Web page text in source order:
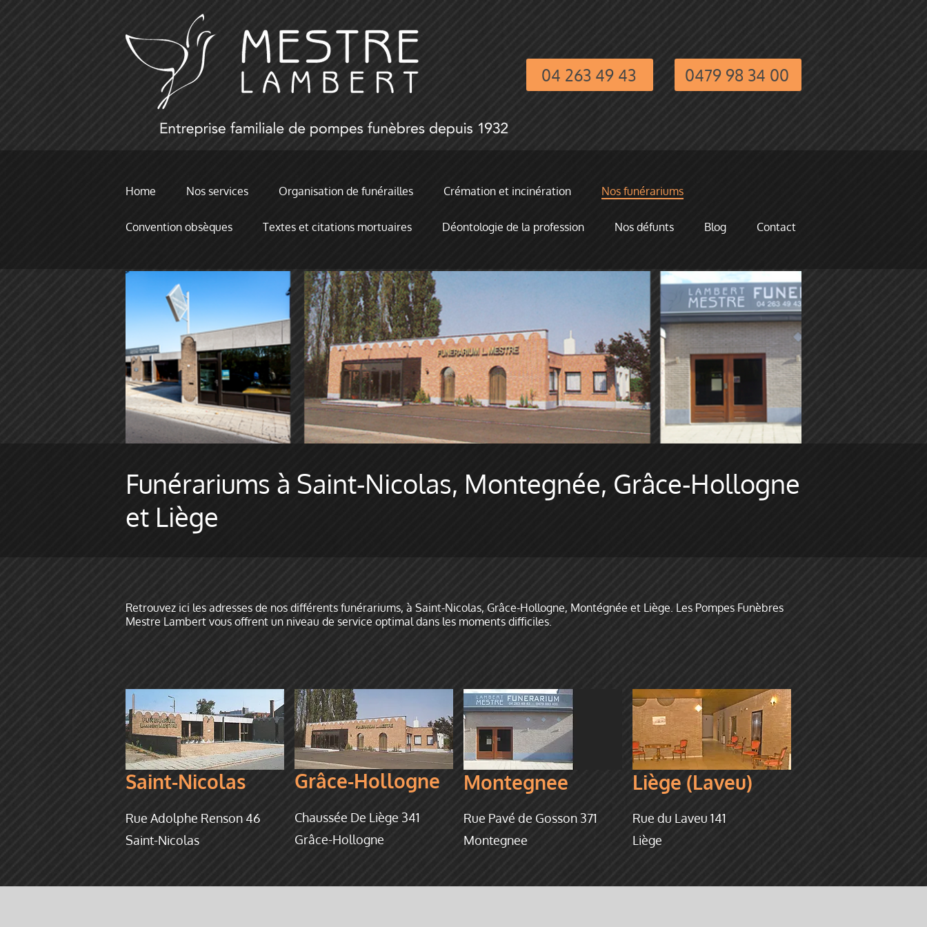
04 263 49 43 0479 98 34 00
Home Nos services Organisation de funérailles Crémation et incinération Nos funérariums
Convention obsèques Textes et citations mortuaires Déontologie de la profession Nos défunts Blog Contact
Funérariums à Saint-Nicolas, Montegnée, Grâce-Hollogne
et Liège
Retrouvez ici les adresses de nos différents funérariums, à Saint-Nicolas, Grâce-Hollogne, Montégnée et Liège. Les Pompes Funèbres
Mestre Lambert vous offrent un niveau de service optimal dans les moments difficiles.
Saint-Nicolas
Rue Adolphe Renson 46
Saint-Nicolas
Grâce-Hollogne
Chaussée De Liège 341
Grâce-Hollogne
Montegnee
Rue Pavé de Gosson 371
Montegnee
Liège (Laveu)
Rue du Laveu 141
Liège